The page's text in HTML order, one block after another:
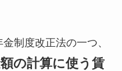
制度改正法の一つ、
の計算に使う賃